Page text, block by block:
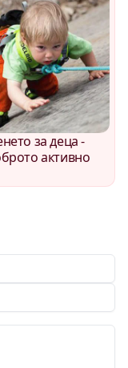
за деца -
активно